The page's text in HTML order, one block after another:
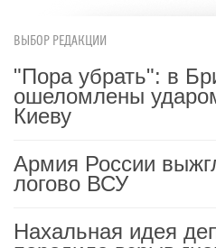
ВЫБОР РЕДАКЦИИ
"Пора убрать": в
ошеломлены
Киеву
Армия России
логово ВСУ
Нахальная идея